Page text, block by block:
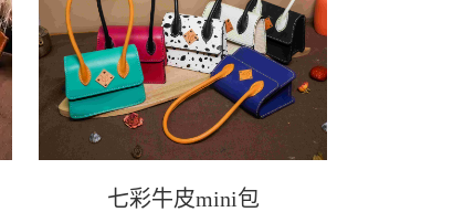
七彩牛皮mini包